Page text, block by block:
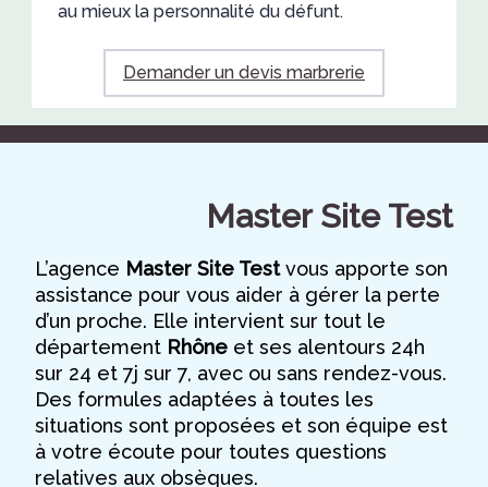
au mieux la personnalité du défunt.
Demander un devis marbrerie
Master Site Test
L’agence Master Site Testvous apporte son
assistance pour vous aider à gérer la perte
d’un proche. Elle intervient sur tout le
département Rhône et ses alentours 24h
sur 24 et 7j sur 7, avec ou sans rendez-vous.
Des formules adaptées à toutes les
situations sont proposées et son équipe est
à votre écoute pour toutes questions
relatives aux obsèques.